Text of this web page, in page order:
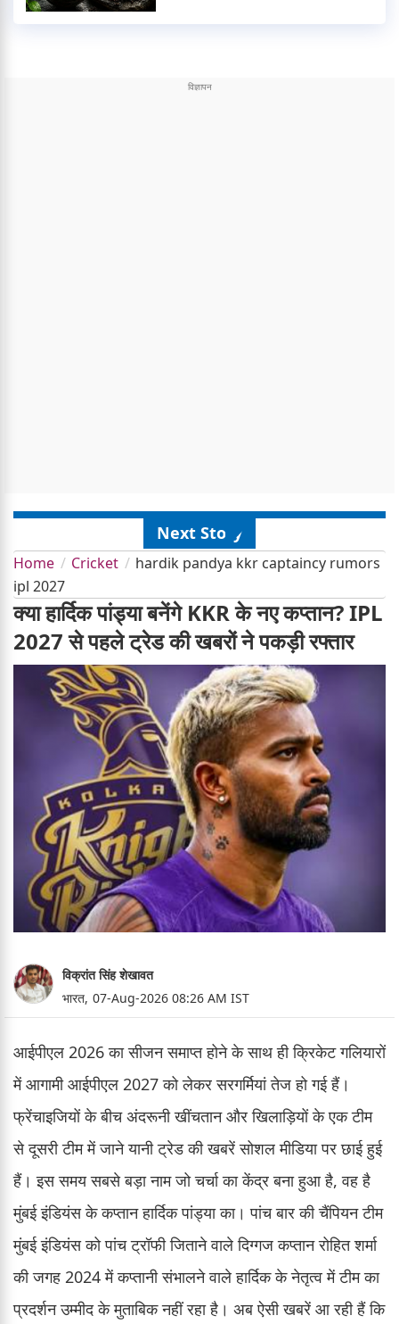
Next Story
Home Cricket
hardik pandya kkr captaincy rumors
ipl 2027
क्या हार्दिक पांड्या बनेंगे KKR के नए कप्तान? IPL
2027 से पहले ट्रेड की खबरों ने पकड़ी रफ्तार
विक्रांत सिंह शेखावत
भारत, 07-Aug-2026 08:26 AM IST
आईपीएल 2026 का सीजन समाप्त होने के साथ ही क्रिकेट गलियारों
में आगामी आईपीएल 2027 को लेकर सरगर्मियां तेज हो गई हैं।
फ्रेंचाइजियों के बीच अंदरूनी खींचतान और खिलाड़ियों के एक टीम
से दूसरी टीम में जाने यानी ट्रेड की खबरें सोशल मीडिया पर छाई हुई
हैं। इस समय सबसे बड़ा नाम जो चर्चा का केंद्र बना हुआ है, वह है
मुंबई इंडियंस के कप्तान हार्दिक पांड्या का। पांच बार की चैंपियन टीम
मुंबई इंडियंस को पांच ट्रॉफी जिताने वाले दिग्गज कप्तान रोहित शर्मा
की जगह 2024 में कप्तानी संभालने वाले हार्दिक के नेतृत्व में टीम का
प्रदर्शन उम्मीद के मुताबिक नहीं रहा है। अब ऐसी खबरें आ रही हैं कि